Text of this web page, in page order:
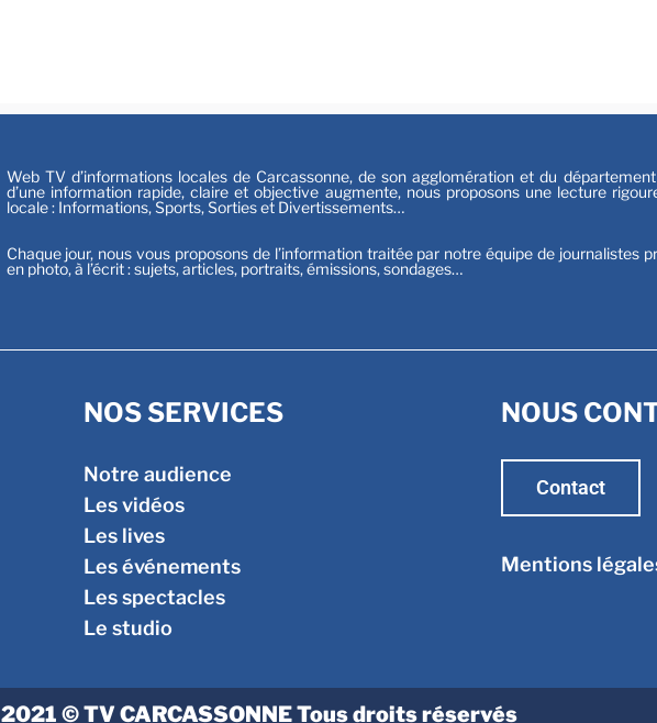
Web TV d’informations locales de Carcassonne, de son agglomération et du département
d’une information rapide, claire et objective augmente, nous proposons une lecture
locale : Informations, Sports, Sorties et Divertissements…
Chaque jour, nous vous proposons de l’information traitée par notre équipe de journalistes
en photo, à l’écrit : sujets, articles, portraits, émissions, sondages…
NOS SERVICES
Notre audience
Les vidéos
Les lives
Les événements
Les spectacles
Le studio
NOUS
Contact
Mentions
2021 © TV CARCASSONNE Tous droits réservés